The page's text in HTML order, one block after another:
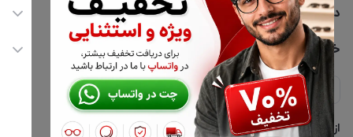
02177116909
info@civiliha.com
ارسال فوری در تهران + ارسال به سراسر کشور
دسترسی سریع
حساب کاربری
مجله فروشگاه
لیست محصولات
درباره ما
خدمات مشتریان
حریم خصوصی
پشتیبانی واتساپ 09397003162
از جدید‌ترین تخفیف‌ها با‌ خبر شوید